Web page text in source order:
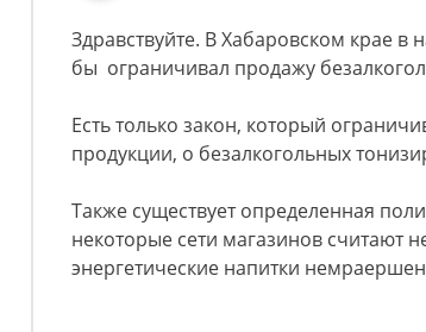
Здравствуйте. В Хабаровском крае в
бы ограничивал продажу
Есть только закон, который
продукции, о безалкогольных
Также существует определенная
некоторые сети магазинов считают
энергетические напитки